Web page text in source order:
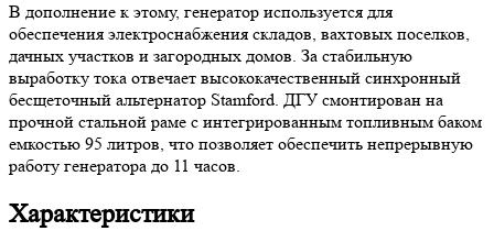
В дополнение к этому, генератор используется для
обеспечения электроснабжения складов, вахтовых поселков,
дачных участков и загородных домов. За стабильную
выработку тока отвечает высококачественный синхронный
бесщеточный альтернатор Stamford. ДГУ смонтирован на
прочной стальной раме с интегрированным топливным баком
емкостью 95 литров, что позволяет обеспечить непрерывную
работу генератора до 11 часов.
Характеристики